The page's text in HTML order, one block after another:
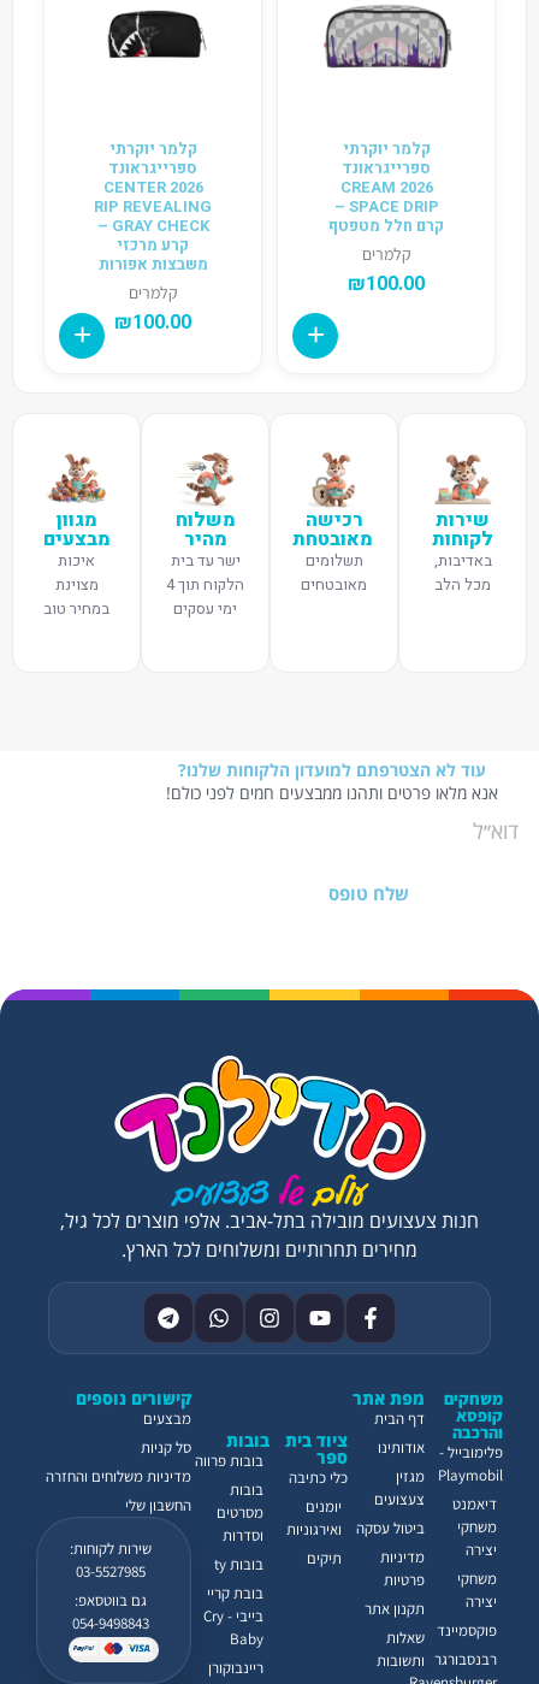
קלמר יוקרתי
ספרייגראונד
2026 CREAM
SPACE DRIP –
קרם חלל מטפטף
קלמרים
₪100.00
קלמר יוקרתי
ספרייגראונד
2026 CENTER
RIP REVEALING
GRAY CHECK –
קרע מרכזי
משבצות אפורות
קלמרים
₪100.00
שירות
לקוחות
באדיבות,
מכל הלב
רכישה
מאובטחת
תשלומים
מאובטחים
משלוח
מהיר
ישר עד בית
הלקוח תוך 4
ימי עסקים
מגוון
מבצעים
איכות
מצוינת
במחיר טוב
עוד לא הצטרפתם למועדון הלקוחות שלנו?
אנא מלאו פרטים ותהנו ממבצעים חמים לפני כולם!
שלח טופס
קישורים נוספים
מבצעים
סל קניות
מדיניות משלוחים והחזרה
החשבון שלי
שירות לקוחות:
03-5527985
גם בווטסאפ:
054-9498843
ציוד בית
ספר
כלי כתיבה
יומנים
ואירגוניות
תיקים
בובות
בובות פרווה
בובות
מסרטים
וסדרות
בובות ty
בובת קריי
בייבי - Cry
Baby
ריינבוקורן
משחקים
קופסא
והרכבה
פלימובייל -
Playmobil
דיאמנט
משחקי
יצירה
משחקי
יצירה
פוקסמיינד
רבנסבורגר
מפת אתר
דף הבית
אודותינו
מגזין
צעצועים
ביטול עסקה
מדיניות
פרטיות
תקנון אתר
שאלות
ותשובות
חנות צעצועים מובילה בתל-אביב. אלפי מוצרים לכל גיל,
מחירים תחרותיים ומשלוחים לכל הארץ.